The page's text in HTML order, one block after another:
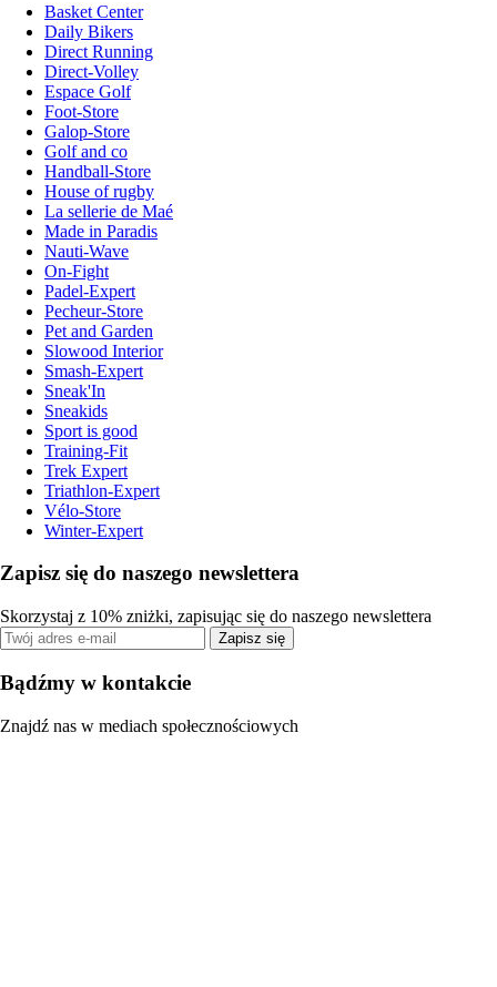
Basket Center
Daily Bikers
Direct Running
Direct-Volley
Espace Golf
Foot-Store
Galop-Store
Golf and co
Handball-Store
House of rugby
La sellerie de Maé
Made in Paradis
Nauti-Wave
On-Fight
Padel-Expert
Pecheur-Store
Pet and Garden
Slowood Interior
Smash-Expert
Sneak'In
Sneakids
Sport is good
Training-Fit
Trek Expert
Triathlon-Expert
Vélo-Store
Winter-Expert
Zapisz się do naszego newslettera
Skorzystaj z 10% zniżki, zapisując się do naszego newslettera
Zapisz się
Bądźmy w kontakcie
Znajdź nas w mediach społecznościowych